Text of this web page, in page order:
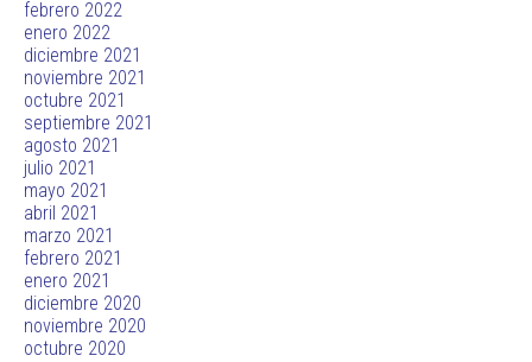
febrero 2022
enero 2022
diciembre 2021
noviembre 2021
octubre 2021
septiembre 2021
agosto 2021
julio 2021
mayo 2021
abril 2021
marzo 2021
febrero 2021
enero 2021
diciembre 2020
noviembre 2020
octubre 2020